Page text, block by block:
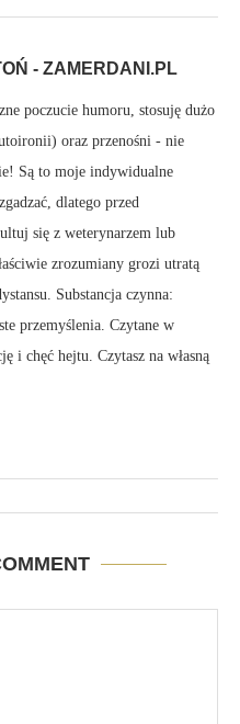
- ZAMERDANI.PL
poczucie humoru, stosuję dużo
oraz przenośni - nie
Są to moje indywidualne
dlatego przed
się z weterynarzem lub
zrozumiany grozi utratą
Substancja czynna:
przemyślenia. Czytane w
i chęć hejtu. Czytasz na własną